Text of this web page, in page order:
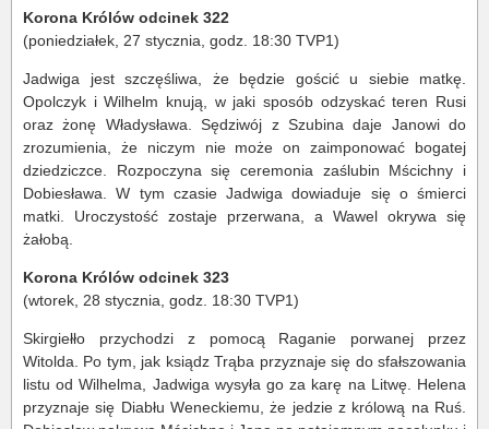
Korona Królów odcinek 322
(poniedziałek, 27 stycznia, godz. 18:30 TVP1)
Jadwiga jest szczęśliwa, że będzie gościć u siebie matkę.
Opolczyk i Wilhelm knują, w jaki sposób odzyskać teren Rusi
oraz żonę Władysława. Sędziwój z Szubina daje Janowi do
zrozumienia, że niczym nie może on zaimponować bogatej
dziedziczce. Rozpoczyna się ceremonia zaślubin Mścichny i
Dobiesława. W tym czasie Jadwiga dowiaduje się o śmierci
matki. Uroczystość zostaje przerwana, a Wawel okrywa się
żałobą.
Korona Królów odcinek 323
(wtorek, 28 stycznia, godz. 18:30 TVP1)
Skirgiełło przychodzi z pomocą Raganie porwanej przez
Witolda. Po tym, jak ksiądz Trąba przyznaje się do sfałszowania
listu od Wilhelma, Jadwiga wysyła go za karę na Litwę. Helena
przyznaje się Diabłu Weneckiemu, że jedzie z królową na Ruś.